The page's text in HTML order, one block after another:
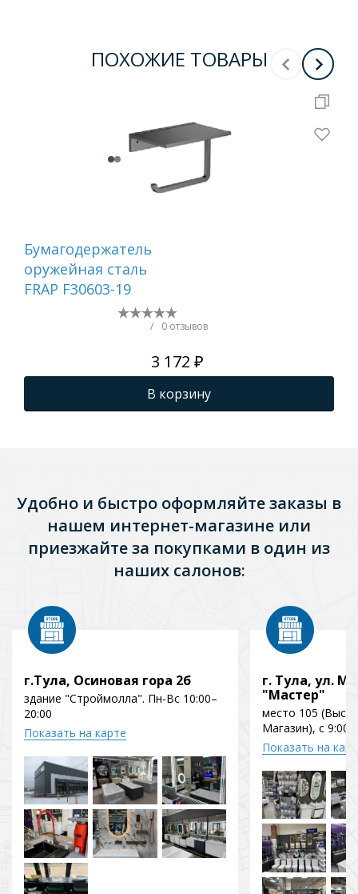
ПОХОЖИЕ ТОВАРЫ
Бумагодержатель
оружейная сталь
FRAP F30603-19
/ 0 отзывов
3 172 ₽
В корзину
Удобно и быстро оформляйте заказы в
нашем интернет-магазине или
приезжайте за покупками в один из
наших салонов:
г.Тула, Осиновая гора 2б
здание "Строймолла". Пн-Вс 10:00–
20:00
Показать на карте
г. Тула, ул.
"Мастер"
место 105
Магазин), с 9:00
Показать на